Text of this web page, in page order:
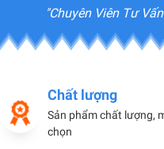
"Chuyên Viên Tư
Chất lượng
Sản phẩm chất lượng,
chọn